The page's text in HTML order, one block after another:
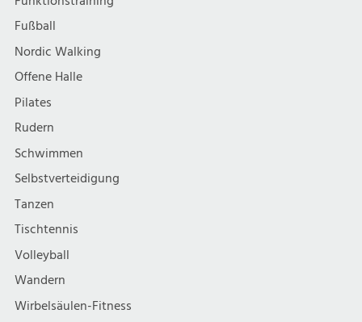
Fußball
Nordic Walking
Offene Halle
Pilates
Rudern
Schwimmen
Selbstverteidigung
Tanzen
Tischtennis
Volleyball
Wandern
Wirbelsäulen-Fitness